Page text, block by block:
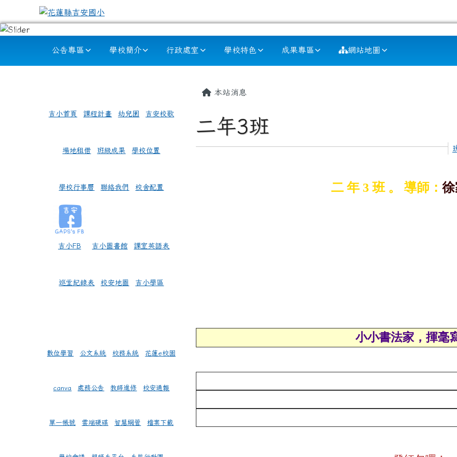
跳至主內容區
花蓮縣吉安國小
公告專區 學校簡介 行政處室 學校特色 成果專區 網站地圖
吉小首頁 課程計畫 幼兒園 吉安校歌
場地租借 班級成果 學校位置
學校行事曆 聯絡我們 校舍配置
吉小FB 吉小圖書館 課室英語表
巡堂紀錄表 校安地圖 吉小學區
數位學習 公文系統 校務系統 花蓮e校園
canva 處務公告 教師進修 校安通報
單一帳號 雲端硬碟 智慧網管 檔案下載
主內容區域
本站消息
二年3班
二 年 3 班 。 導師：
小小書法家，揮毫